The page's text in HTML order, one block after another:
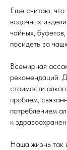
Еще считаю,
водочных
чайных,
посидеть за
Всемирная
рекомендаций.
стоимости
проблем,
потреблением
к
Наша жизнь так